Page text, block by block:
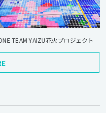
TEAM YAIZU花火プロジェクト